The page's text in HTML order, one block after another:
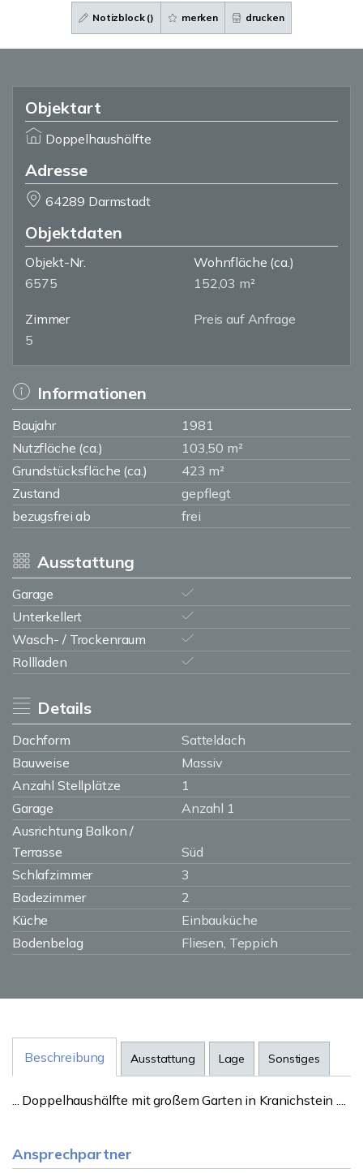
Notizblock () merken drucken
Objektart
Doppelhaushälfte
Adresse
64289 Darmstadt
Objektdaten
Objekt-Nr.
6575
Wohnfläche (ca.)
152,03 m²
Zimmer
5
Preis auf Anfrage
Informationen
Baujahr
1981
Nutzfläche (ca.)
103,50 m²
Grundstücksfläche (ca.)
423 m²
Zustand
gepflegt
bezugsfrei ab
frei
Ausstattung
Garage
Unterkellert
Wasch- / Trockenraum
Rollladen
Details
Dachform
Satteldach
Bauweise
Massiv
Anzahl Stellplätze
1
Garage
Anzahl 1
Ausrichtung Balkon /
Terrasse
Süd
Schlafzimmer
3
Badezimmer
2
Küche
Einbauküche
Bodenbelag
Fliesen, Teppich
Beschreibung Ausstattung Lage Sonstiges
... Doppelhaushälfte mit großem Garten in Kranichstein ....
Ansprechpartner